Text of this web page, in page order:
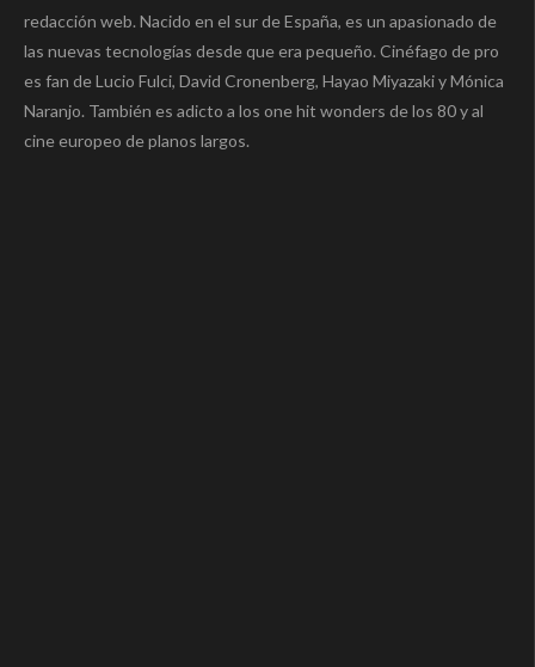
redacción web. Nacido en el sur de España, es un apasionado de
las nuevas tecnologías desde que era pequeño. Cinéfago de pro
es fan de Lucio Fulci, David Cronenberg, Hayao Miyazaki y Mónica
Naranjo. También es adicto a los one hit wonders de los 80 y al
cine europeo de planos largos.